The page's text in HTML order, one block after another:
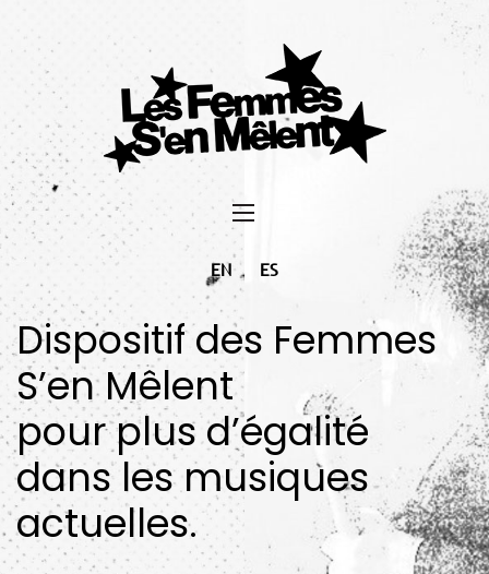
EN ES
Dispositif des Femmes
S’en Mêlent
pour plus d’égalité
dans les musiques
actuelles.